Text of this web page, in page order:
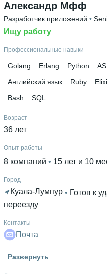
Александр Мфф
Разработчик приложений •
Ищу работу
Профессиональные навыки
Golang Erlang Python
Английский язык
Ruby
Bash
SQL
Возраст
36 лет
Опыт работы
8 компаний 15 лет и 10
Город
Куала-Лумпур • Готов к
переезду
Контакты
Почта
Развернуть